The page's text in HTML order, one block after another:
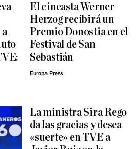
El cineasta Werner
Herzog recibirá un
Premio Donostia en el
Festival de San
Sebastián
Europa Press
La ministra Sira Rego
da las gracias y desea
«suerte» en TVE a